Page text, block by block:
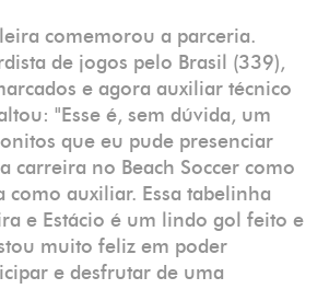
comemorou a parceria.
de jogos pelo Brasil (339),
e agora auxiliar técnico
"Esse é, sem dúvida, um
que eu pude presenciar
carreira no Beach Soccer como
como auxiliar. Essa tabelinha
e Estácio é um lindo gol feito e
muito feliz em poder
e desfrutar de uma